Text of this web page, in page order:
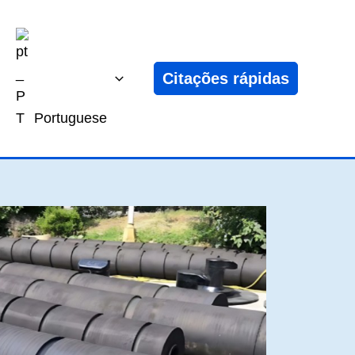
Portuguese
Citações rápidas